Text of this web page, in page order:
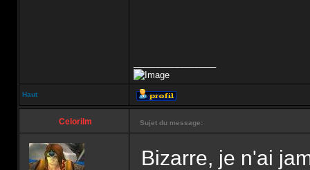
Haut
Celorilm Sujet du message:
Bizarre, je n'ai